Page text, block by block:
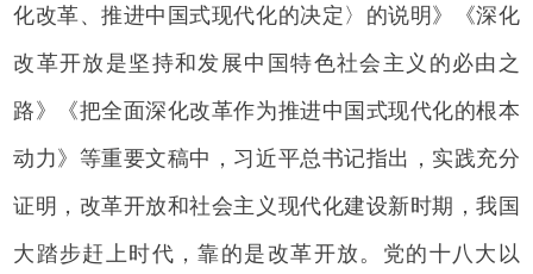
化改革、推进中国式现代化的决定〉的说明》《深化
改革开放是坚持和发展中国特色社会主义的必由之
路》《把全面深化改革作为推进中国式现代化的根本
动力》等重要文稿中，习近平总书记指出，实践充分
证明，改革开放和社会主义现代化建设新时期，我国
大踏步赶上时代，靠的是改革开放。党的十八大以